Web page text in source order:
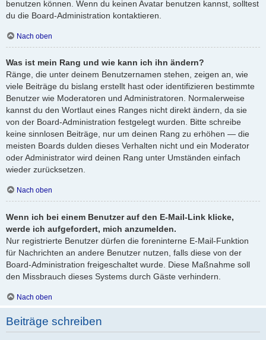
benutzen können. Wenn du keinen Avatar benutzen kannst, solltest
du die Board-Administration kontaktieren.
Nach oben
Was ist mein Rang und wie kann ich ihn ändern?
Ränge, die unter deinem Benutzernamen stehen, zeigen an, wie
viele Beiträge du bislang erstellt hast oder identifizieren bestimmte
Benutzer wie Moderatoren und Administratoren. Normalerweise
kannst du den Wortlaut eines Ranges nicht direkt ändern, da sie
von der Board-Administration festgelegt wurden. Bitte schreibe
keine sinnlosen Beiträge, nur um deinen Rang zu erhöhen — die
meisten Boards dulden dieses Verhalten nicht und ein Moderator
oder Administrator wird deinen Rang unter Umständen einfach
wieder zurücksetzen.
Nach oben
Wenn ich bei einem Benutzer auf den E-Mail-Link klicke,
werde ich aufgefordert, mich anzumelden.
Nur registrierte Benutzer dürfen die foreninterne E-Mail-Funktion
für Nachrichten an andere Benutzer nutzen, falls diese von der
Board-Administration freigeschaltet wurde. Diese Maßnahme soll
den Missbrauch dieses Systems durch Gäste verhindern.
Nach oben
Beiträge schreiben